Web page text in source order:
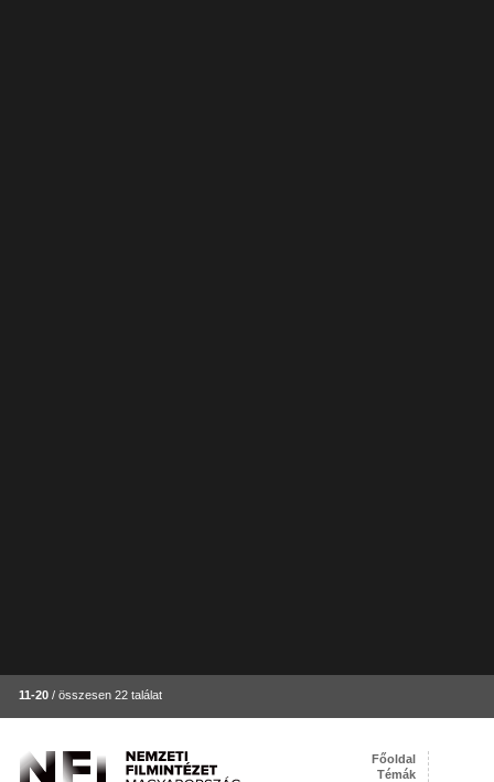
11-20 / összesen 22 találat
Főoldal
Témák